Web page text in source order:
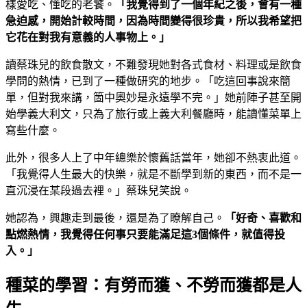
樣愛吃、懂吃的老饕。
「我覺得到了一個年紀之後，會有一種
急迫感，開始計較時間，因為時間變得很珍貴，所以我希望把
它花在對我有意義的人事物上。」
讀蔡珠兒的飲食散文，不難發現她對各式食材、料理或是飲食
學問的熱情，已到了一種做研究的地步。「吃這回事說來簡
單，但對我來講，箇中奧妙是永遠學不完。」她前陣子甚至開
始學義大利文，只為了旅行或上義大利餐廳時，能讀懂菜單上
寫些什麼。
此外，很多人上了中年總樂於懷舊話當年，她卻不熱衷此道。
「我覺得人生最大的快樂，就是不斷學到新的東西，而不是一
直沉浸在某段過去裡。」蔡珠兒笑說。
她認為，興趣走到最後，還是為了瞭解自己。
「好奇、喜歡和
點燃熱情，我覺得任何事只要能滿足這3個條件，就值得投
入。」
種菜的學習：有勞而獲、不勞而獲都是人